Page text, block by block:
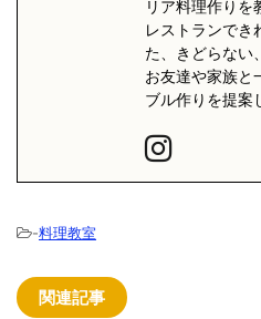
リア料理作りを
レストランでき
た、きどらない
お友達や家族と
ブル作りを提案
-料理教室
関連記事